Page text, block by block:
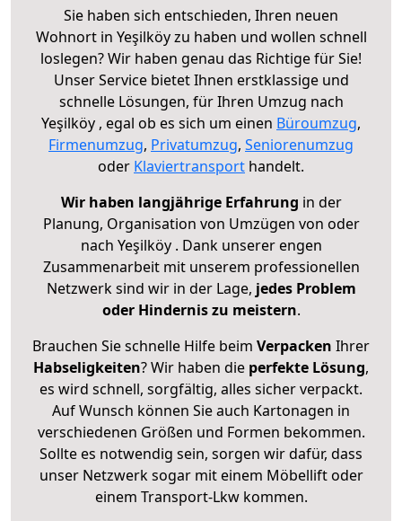
Sie haben sich entschieden, Ihren neuen
Wohnort in Yeşilköy zu haben und wollen schnell
loslegen? Wir haben genau das Richtige für Sie!
Unser Service bietet Ihnen erstklassige und
schnelle Lösungen, für Ihren Umzug nach
Yeşilköy , egal ob es sich um einen Büroumzug,
Firmenumzug, Privatumzug, Seniorenumzug
oder Klaviertransport handelt.
Wir haben langjährige Erfahrung in der
Planung, Organisation von Umzügen von oder
nach Yeşilköy . Dank unserer engen
Zusammenarbeit mit unserem professionellen
Netzwerk sind wir in der Lage, jedes Problem
oder Hindernis zu meistern.
Brauchen Sie schnelle Hilfe beim Verpacken Ihrer
Habseligkeiten? Wir haben die perfekte Lösung,
es wird schnell, sorgfältig, alles sicher verpackt.
Auf Wunsch können Sie auch Kartonagen in
verschiedenen Größen und Formen bekommen.
Sollte es notwendig sein, sorgen wir dafür, dass
unser Netzwerk sogar mit einem Möbellift oder
einem Transport-Lkw kommen.